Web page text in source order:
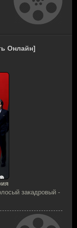
Онлайн]
закадровый -